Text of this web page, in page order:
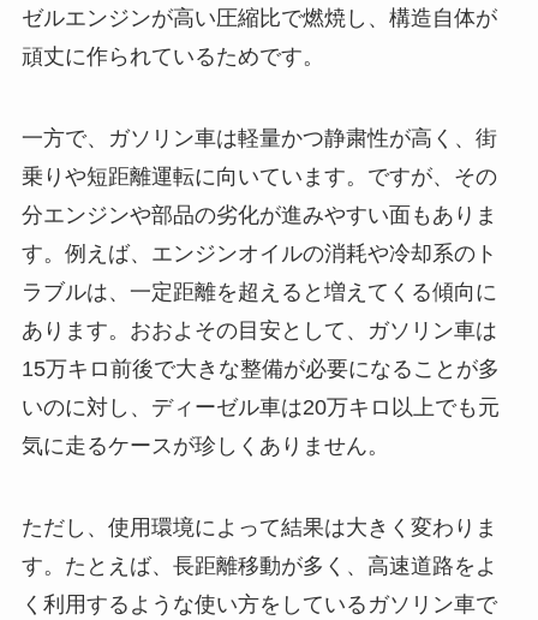
ゼルエンジンが高い圧縮比で燃焼し、構造自体が
頑丈に作られているためです。
一方で、ガソリン車は軽量かつ静粛性が高く、街
乗りや短距離運転に向いています。ですが、その
分エンジンや部品の劣化が進みやすい面もありま
す。例えば、エンジンオイルの消耗や冷却系のト
ラブルは、一定距離を超えると増えてくる傾向に
あります。おおよその目安として、ガソリン車は
15万キロ前後で大きな整備が必要になることが多
いのに対し、ディーゼル車は20万キロ以上でも元
気に走るケースが珍しくありません。
ただし、使用環境によって結果は大きく変わりま
す。たとえば、長距離移動が多く、高速道路をよ
く利用するような使い方をしているガソリン車で